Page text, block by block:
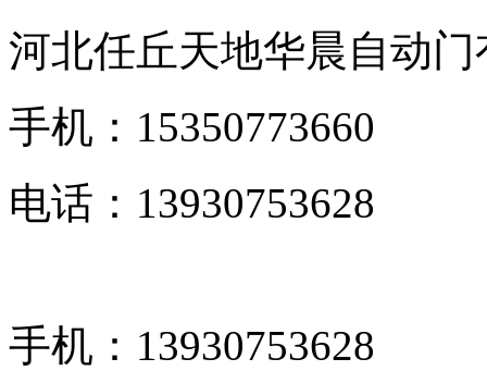
河北任丘天地华晨自动
手机：15350773660
电话：13930753628
手机：13930753628